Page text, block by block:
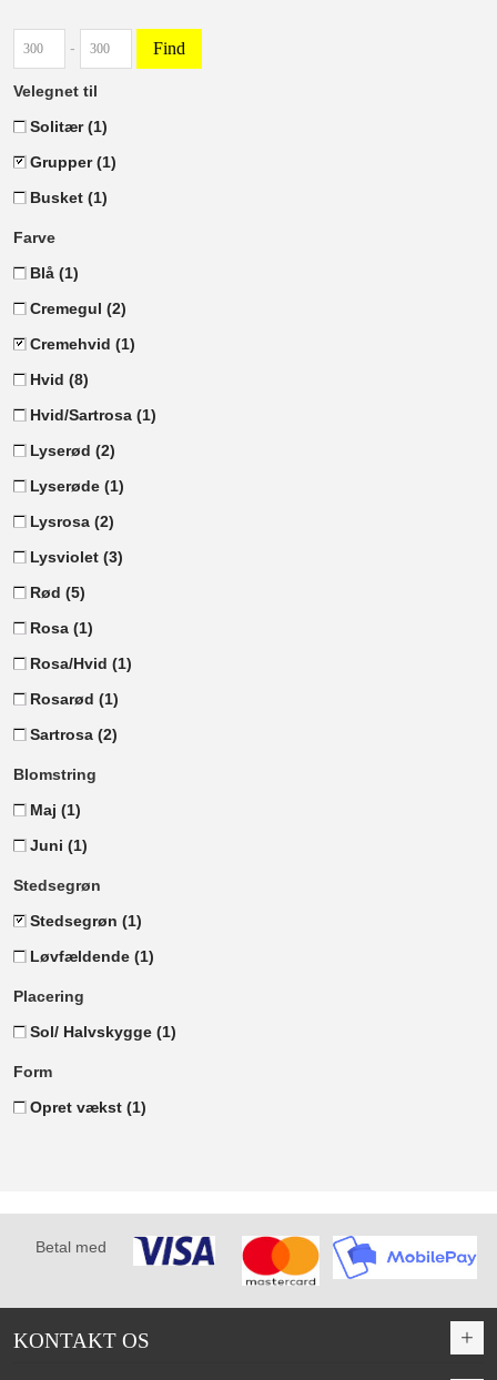
- Find
Velegnet til
Solitær(1)
Grupper(1)
Busket (1)
Farve
Blå (1)
Cremegul (2)
Cremehvid (1)
Hvid (8)
Hvid/Sartrosa (1)
Lyserød (2)
Lyserøde (1)
Lysrosa (2)
Lysviolet (3)
Rød (5)
Rosa (1)
Rosa/Hvid (1)
Rosarød (1)
Sartrosa (2)
Blomstring
Maj (1)
Juni (1)
Stedsegrøn
Stedsegrøn (1)
Løvfældende (1)
Placering
Sol/ Halvskygge (1)
Form
Opret vækst (1)
Betal med
KONTAKT OS